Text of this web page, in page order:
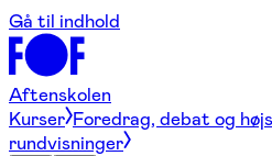
Gå til indhold
Aftenskolen
Kurser Foredrag, debat og
rundvisninger